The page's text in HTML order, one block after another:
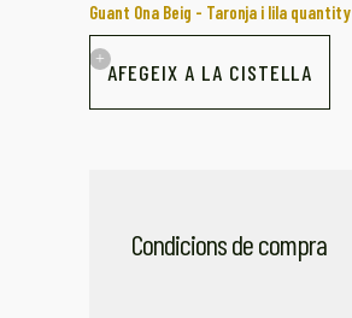
Guant Ona Beig - Taronja i lila quantity
AFEGEIX A LA CISTELLA
Condicions de compra